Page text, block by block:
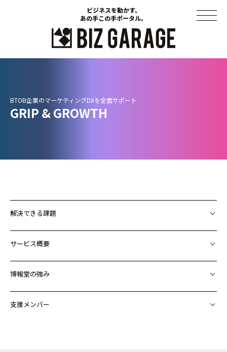
ビジネスを動かす、
あの手この手ポータル。
ビジネスを動かす、
あの手この手ポータル。
導入事例
セミナー
GRIP & GROWTH​
解決できる課題
サービス概要
博報堂の強み
支援メンバー